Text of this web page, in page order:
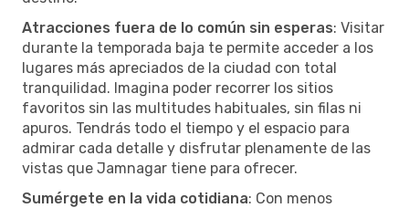
Atracciones fuera de lo común sin esperas: Visitar
durante la temporada baja te permite acceder a los
lugares más apreciados de la ciudad con total
tranquilidad. Imagina poder recorrer los sitios
favoritos sin las multitudes habituales, sin filas ni
apuros. Tendrás todo el tiempo y el espacio para
admirar cada detalle y disfrutar plenamente de las
vistas que Jamnagar tiene para ofrecer.
Sumérgete en la vida cotidiana: Con menos